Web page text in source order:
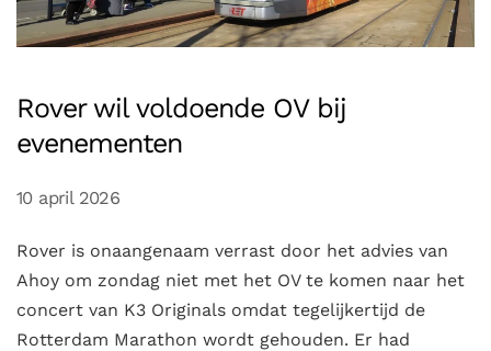
Rover wil voldoende OV bij
evenementen
10 april 2026
Rover is onaangenaam verrast door het advies van
Ahoy om zondag niet met het OV te komen naar het
concert van K3 Originals omdat tegelijkertijd de
Rotterdam Marathon wordt gehouden. Er had